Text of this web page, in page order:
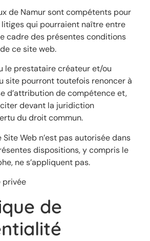
de Namur sont compétents pour
qui pourraient naître entre
cadre des présentes conditions
ce site web.
le prestataire créateur et/ou
site pourront toutefois renoncer à
d’attribution de compétence et,
devant la juridiction
du droit commun.
Site Web n’est pas autorisée dans
dispositions, y compris le
ne s’appliquent pas.
privée
de